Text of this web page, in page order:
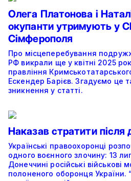
Олега Платонова і
окупанти утримують у
Сімферополя
Про місцеперебування
РФ викрали ще у квітні 2025
правління
Ескендер Барієв. Згадуємо це
зникнення у статті.
Наказав стратити після
Українські правоохоронці
одного воєнного злочину: 13
Донеччині російські військові
полоненого оборонця України.